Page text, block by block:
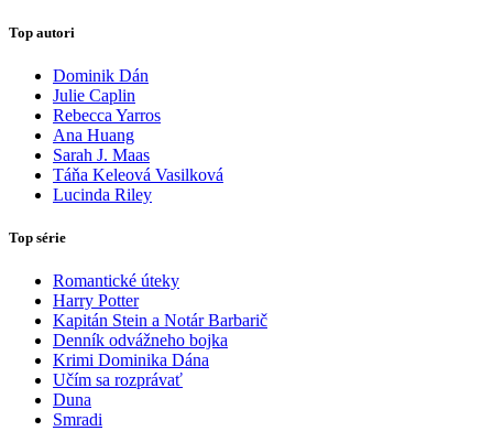
Top autori
Dominik Dán
Julie Caplin
Rebecca Yarros
Ana Huang
Sarah J. Maas
Táňa Keleová Vasilková
Lucinda Riley
Top série
Romantické úteky
Harry Potter
Kapitán Stein a Notár Barbarič
Denník odvážneho bojka
Krimi Dominika Dána
Učím sa rozprávať
Duna
Smradi